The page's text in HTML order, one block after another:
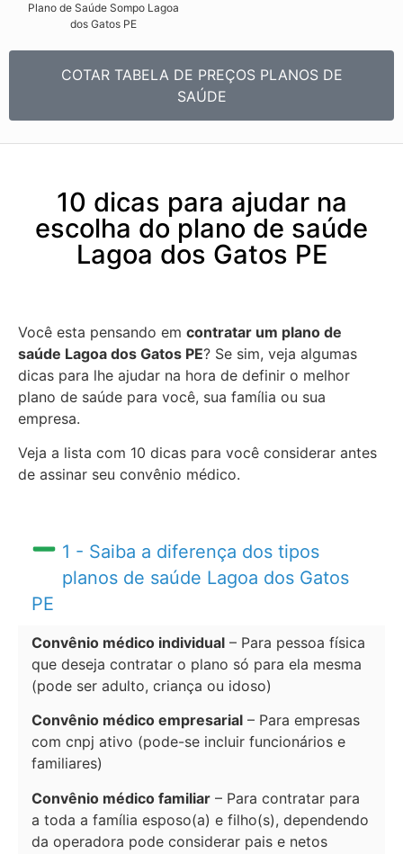
Plano de Saúde Sompo Lagoa
dos Gatos PE​
COTAR TABELA DE PREÇOS PLANOS DE
SAÚDE
10 dicas para ajudar na
escolha do plano de saúde
Lagoa dos Gatos PE
Você esta pensando em contratar um plano de
saúde Lagoa dos Gatos PE? Se sim, veja algumas
dicas para lhe ajudar na hora de definir o melhor
plano de saúde para você, sua família ou sua
empresa.
Veja a lista com 10 dicas para você considerar antes
de assinar seu convênio médico.
1 - Saiba a diferença dos tipos
planos de saúde Lagoa dos Gatos
PE
Convênio médico individual – Para pessoa física
que deseja contratar o plano só para ela mesma
(pode ser adulto, criança ou idoso)
Convênio médico empresarial – Para empresas
com cnpj ativo (pode-se incluir funcionários e
familiares)
Convênio médico familiar – Para contratar para
a toda a família esposo(a) e filho(s), dependendo
da operadora pode considerar pais e netos